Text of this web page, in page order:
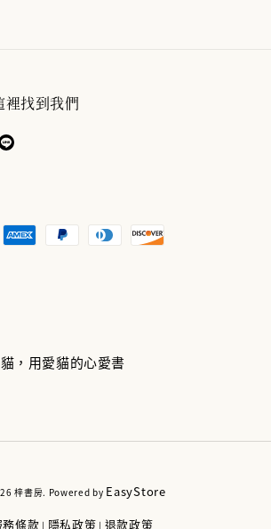
裡找到我們
，用愛貓的心愛書
梓書房. Powered by EasyStore
務條款 | 隱私政策 | 退款政策